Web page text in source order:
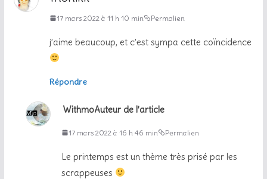
17 mars 2022 à 11 h 10 min Permalien
j’aime beaucoup, et c’est sympa cette coïncidence
Répondre
WithmoAuteur de l’article
17 mars 2022 à 16 h 46 min Permalien
Le printemps est un thème très prisé par les
scrappeuses